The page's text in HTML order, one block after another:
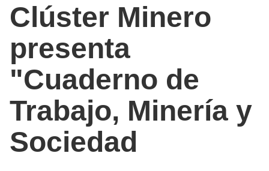
Clúster Minero
presenta
"Cuaderno de
Trabajo, Minería y
Sociedad